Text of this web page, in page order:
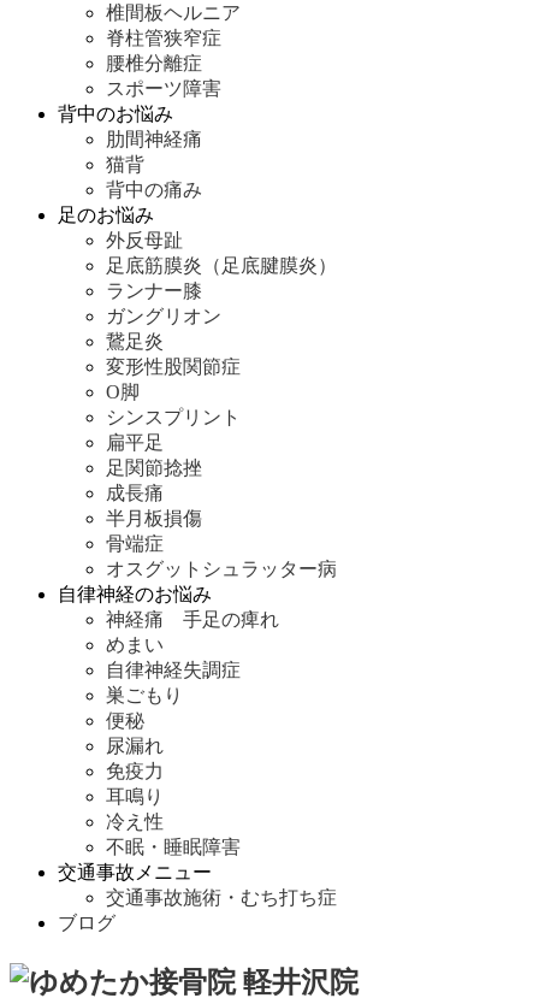
椎間板ヘルニア
脊柱管狭窄症
腰椎分離症
スポーツ障害
背中のお悩み
肋間神経痛
猫背
背中の痛み
足のお悩み
外反母趾
足底筋膜炎（足底腱膜炎）
ランナー膝
ガングリオン
鵞足炎
変形性股関節症
O脚
シンスプリント
扁平足
足関節捻挫
成長痛
半月板損傷
骨端症
オスグットシュラッター病
自律神経のお悩み
神経痛 手足の痺れ
めまい
自律神経失調症
巣ごもり
便秘
尿漏れ
免疫力
耳鳴り
冷え性
不眠・睡眠障害
交通事故メニュー
交通事故施術・むち打ち症
ブログ